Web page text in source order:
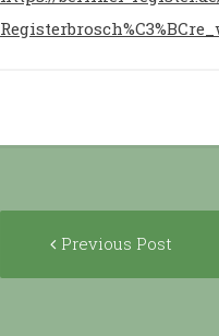
navigation
Previous Post